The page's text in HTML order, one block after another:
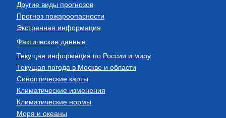
Другие виды прогнозов
Прогноз пожароопасности
Экстренная информация
Фактические данные
Текущая информация по России и миру
Текущая погода в Москве и области
Синоптические карты
Климатические изменения
Климатические нормы
Моря и океаны